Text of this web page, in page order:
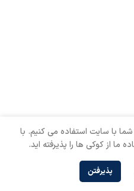
شما با سایت استفاده می کنیم. با
ما از کوکی ها را پذیرفته اید.
پذیرفتن